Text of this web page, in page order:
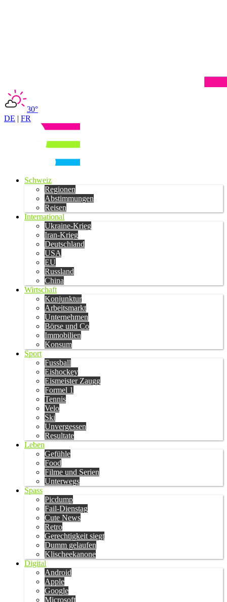
30°
DE | FR
Schweiz
Regionen
Abstimmungen
Reisen
International
Ukraine-Krieg
Iran-Krieg
Deutschland
USA
EU
Russland
China
Wirtschaft
Konjunktur
Arbeitsmarkt
Unternehmen
Börse und Co
Immobilien
Konsum
Sport
Fussball
Eishockey
Eismeister Zaugg
Formel 1
Tennis
Velo
Ski
Unvergessen
Resultate
Leben
Gefühle
Food
Filme und Serien
Unterwegs
Spass
Picdump
Fail-Dienstag
Cute News
Retro
Gerechtigkeit siegt
Dumm gelaufen
Klischeekanone
Digital
Android
Apple
Google
Microsoft